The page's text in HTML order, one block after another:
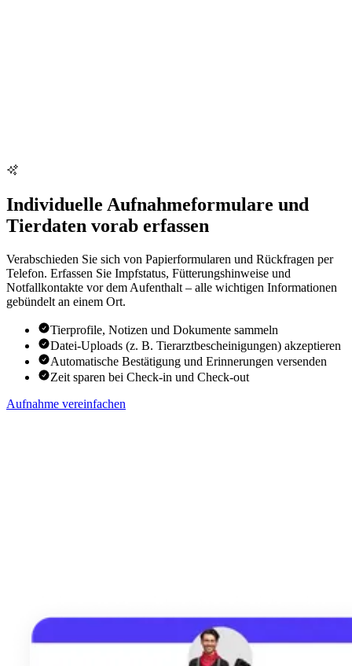
Individuelle Aufnahmeformulare und
Tierdaten vorab erfassen
Verabschieden Sie sich von Papierformularen und Rückfragen per
Telefon. Erfassen Sie Impfstatus, Fütterungshinweise und
Notfallkontakte vor dem Aufenthalt – alle wichtigen Informationen
gebündelt an einem Ort.
Tierprofile, Notizen und Dokumente sammeln
Datei-Uploads (z. B. Tierarztbescheinigungen) akzeptieren
Automatische Bestätigung und Erinnerungen versenden
Zeit sparen bei Check-in und Check-out
Aufnahme vereinfachen